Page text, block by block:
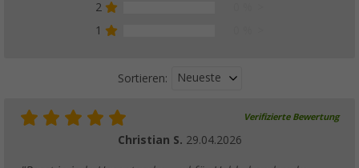
2
1
Sortieren: Neueste
Verifizierte Bewertung
Christian S. 29.04.2026